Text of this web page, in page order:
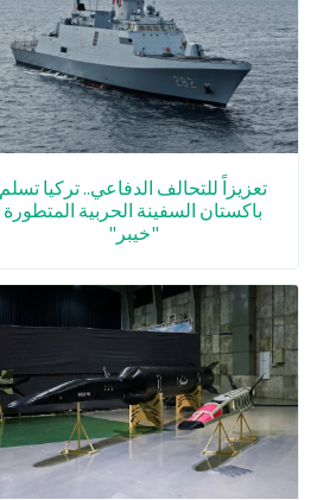
تعزيزاً للتحالف الدفاعي.. تركيا تسلم
باكستان السفينة الحربية المتطورة
"خيبر"